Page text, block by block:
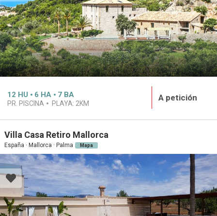
12 HU 6 HA 7 BA
PR. PISCINA PLAYA: 2KM
A petición
Villa Casa Retiro Mallorca
España · Mallorca · Palma Mapa